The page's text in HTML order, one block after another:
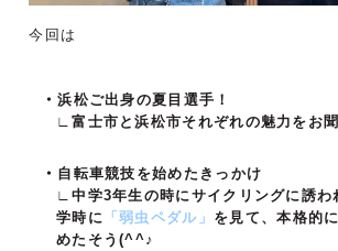
今回は
浜松ご出身の夏目選手！
∟富士市と浜松市それぞれの魅力をお聞
自転車競技を始めたきっかけ
∟中学3年生の時にサイクリングに誘わ
学時に 「弱虫ペダル」 を見て、本格的
めたそう(^^♪